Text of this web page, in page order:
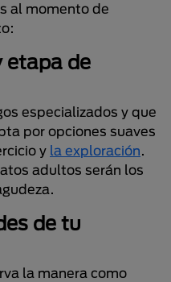
al momento de
etapa de
especializados y que
por opciones suaves
y la exploración.
adultos serán los
de tu
la manera como